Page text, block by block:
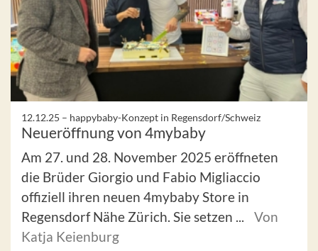
12.12.25 – happybaby-Konzept in Regensdorf/Schweiz
Neueröffnung von 4mybaby
Am 27. und 28. November 2025 eröffneten
die Brüder Giorgio und Fabio Migliaccio
offiziell ihren neuen 4mybaby Store in
Regensdorf Nähe Zürich. Sie setzen ...
Von
Katja Keienburg